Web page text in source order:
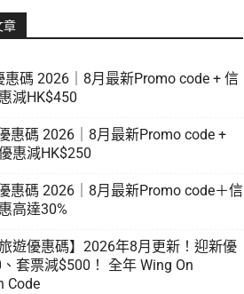
章
惠碼 2026｜8月最新Promo code + 信
減HK$450
惠碼 2026｜8月最新Promo code +
惠減HK$250
惠碼 2026｜8月最新Promo code＋信
高達30%
旅遊優惠碼】2026年8月更新！迎新優
套票減$500！ 全年 Wing On
Code